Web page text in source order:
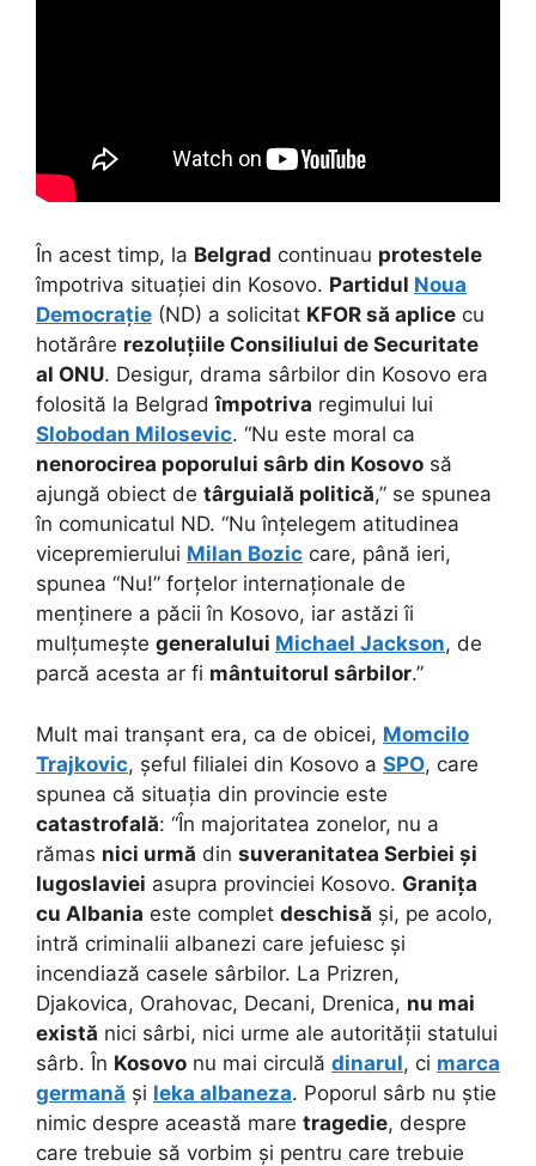
În acest timp, la Belgrad continuau protestele
împotriva situației din Kosovo. Partidul Noua
Democrație (ND) a solicitat KFOR să aplice cu
hotărâre rezoluțiile Consiliului de Securitate
al ONU. Desigur, drama sârbilor din Kosovo era
folosită la Belgradîmpotriva regimului lui
Slobodan Milosevic. “Nu este moral ca
nenorocirea poporului sârb din Kosovo să
ajungă obiect de târguială politică,” se spunea
în comunicatul ND. “Nu înțelegem atitudinea
vicepremierului Milan Bozic care, până ieri,
spunea “Nu!” forțelor internaționale de
menținere a păcii în Kosovo, iar astăzi îi
mulțumește generalului Michael Jackson, de
parcă acesta ar fi mântuitorul sârbilor.”
Mult mai tranșant era, ca de obicei, Momcilo
Trajkovic, șeful filialei din Kosovo a SPO, care
spunea că situația din provincie este
catastrofală: “În majoritatea zonelor, nu a
rămas nici urmă din suveranitatea Serbiei și
Iugoslaviei asupra provinciei Kosovo. Granița
cu Albania este complet deschisă și, pe acolo,
intră criminalii albanezi care jefuiesc și
incendiază casele sârbilor. La Prizren,
Djakovica, Orahovac, Decani, Drenica, nu mai
există nici sârbi, nici urme ale autorității statului
sârb. În Kosovo nu mai circulă dinarul, ci marca
germană și leka albaneza. Poporul sârb nu știe
nimic despre această mare tragedie, despre
care trebuie să vorbim și pentru care trebuie